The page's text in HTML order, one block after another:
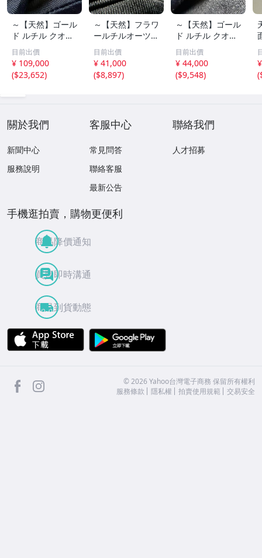
～【天然】ゴール
ド ルチル クオー
ツ 丸玉 18.2mm
8.5g
目前出價
¥ 109,000
($23,652)
～【天然】フラワ
ールチルオーツ
丸玉 10.5mm 1.6
g
目前出價
¥ 41,000
($8,897)
～【天然】ゴール
ド ルチル クオー
ツ 丸玉 13.7mm
3.7g
目前出價
¥ 44,000
($9,548)
(
關於我們
新聞中心
服務說明
客服中心
常見問答
聯絡客服
最新公告
聯絡我們
人才招募
手機逛拍賣，購物更便利
商品降價通知
買賣即時溝通
商品到貨動態
APP Store
facebook ©2026 Yahoo台灣電子商務 保留所有權利
服務條款
隱私權 拍賣使用規範 交易安全